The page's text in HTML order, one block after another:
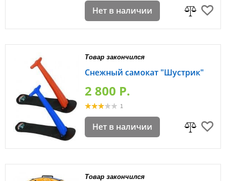
Нет в наличии
Товар закончился
Снежный самокат "Шустрик"
2 800 P.
1
Нет в наличии
Товар закончился